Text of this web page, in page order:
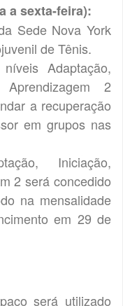
a sexta-feira):
Sede Nova York
de Tênis.
Adaptação,
2
a recuperação
em grupos nas
Iniciação,
2 será concedido
na mensalidade
em 29 de
será utilizado